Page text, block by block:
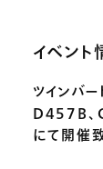
イベント
ツインバ
D457B、
にて開催